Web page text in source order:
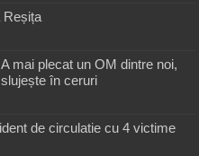
Reșița
mai plecat un OM dintre noi,
în ceruri
de circulatie cu 4 victime